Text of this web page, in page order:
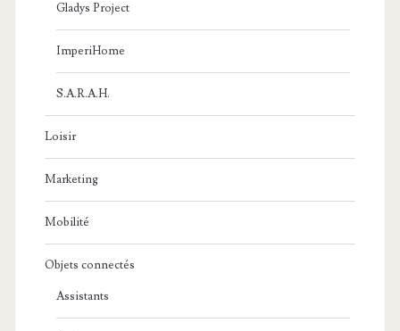
Gladys Project
ImperiHome
S.A.R.A.H.
Loisir
Marketing
Mobilité
Objets connectés
Assistants